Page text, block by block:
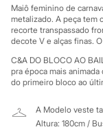
Sandálias
Sapatilhas
Tênis
Marcas
City
Clock House
Mindset
Yessica
Moda esportiva
Maiô feminino de
metalizado. A peça tem
recorte transpassado
decote V e alças finas.
C&A DO BLOCO AO
pra época mais
do primeiro bloco ao
A Modelo veste
Altura: 180cm /